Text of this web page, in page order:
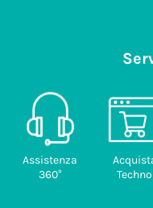
Assistenza
360°
Techno